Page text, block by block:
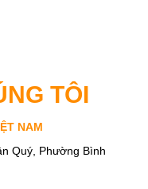
TÔI
NAM
Quý, Phường Bình